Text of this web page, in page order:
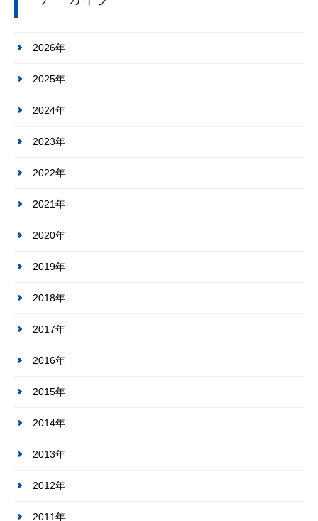
2026年
2025年
2024年
2023年
2022年
2021年
2020年
2019年
2018年
2017年
2016年
2015年
2014年
2013年
2012年
2011年